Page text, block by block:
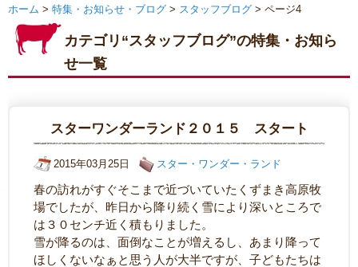
ホーム > 特集・お知らせ・ブログ > スタッフブログ > ページ4
カテゴリ“スタッフブログ”の特集・お知ら
せ一覧
スターワンダーランド２０１５ スタート
2015年03月25日 スター・ワンダー・ランド
春の訪れがすぐそこまで近づいていたくずまき高原牧
場でしたが、昨日から降り続く雪により深いところで
は３０センチ近く積もりました。
雪が降るのは、面倒なことが増えるし、あまり降って
ほしくないなぁと思う人が大半ですが、子どもたちは